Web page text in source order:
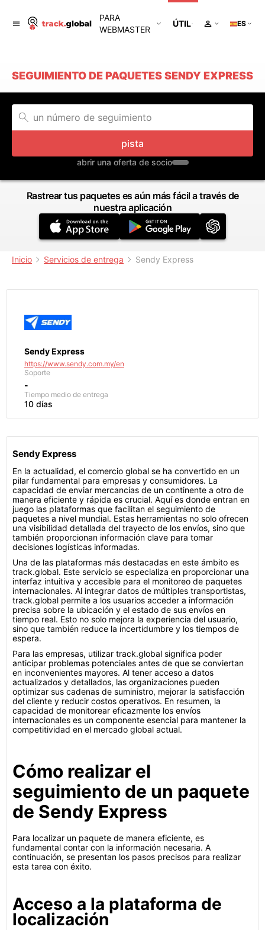
PARA
WEBMASTER
ÚTIL ES
SEGUIMIENTO DE PAQUETES SENDY EXPRESS
pista
abrir una oferta de socio
Rastrear tus paquetes es aún más fácil a través de
nuestra aplicación
Inicio Servicios de entrega Sendy Express
Sendy Express
https://www.sendy.com.my/en
Soporte
-
Tiempo medio de entrega
10 días
Sendy Express
En la actualidad, el comercio global se ha convertido en un
pilar fundamental para empresas y consumidores. La
capacidad de enviar mercancías de un continente a otro de
manera eficiente y rápida es crucial. Aquí es donde entran en
juego las plataformas que facilitan el seguimiento de
paquetes a nivel mundial. Estas herramientas no solo ofrecen
una visibilidad detallada del trayecto de los envíos, sino que
también proporcionan información clave para tomar
decisiones logísticas informadas.
Una de las plataformas más destacadas en este ámbito es
track.global. Este servicio se especializa en proporcionar una
interfaz intuitiva y accesible para el monitoreo de paquetes
internacionales. Al integrar datos de múltiples transportistas,
track.global permite a los usuarios acceder a información
precisa sobre la ubicación y el estado de sus envíos en
tiempo real. Esto no solo mejora la experiencia del usuario,
sino que también reduce la incertidumbre y los tiempos de
espera.
Para las empresas, utilizar track.global significa poder
anticipar problemas potenciales antes de que se conviertan
en inconvenientes mayores. Al tener acceso a datos
actualizados y detallados, las organizaciones pueden
optimizar sus cadenas de suministro, mejorar la satisfacción
del cliente y reducir costos operativos. En resumen, la
capacidad de monitorear eficazmente los envíos
internacionales es un componente esencial para mantener la
competitividad en el mercado global actual.
Cómo realizar el
seguimiento de un paquete
de Sendy Express
Para localizar un paquete de manera eficiente, es
fundamental contar con la información necesaria. A
continuación, se presentan los pasos precisos para realizar
esta tarea con éxito.
Acceso a la plataforma de
localización